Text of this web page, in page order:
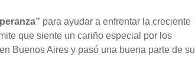
para ayudar a enfrentar la creciente
que siente un cariño especial por los
Buenos Aires y pasó una buena parte de su